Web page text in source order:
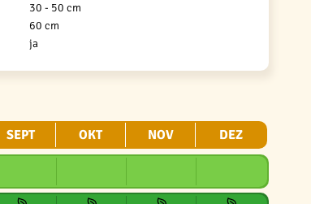
30 - 50 cm
60 cm
ja
SEPT OKT NOV DEZ